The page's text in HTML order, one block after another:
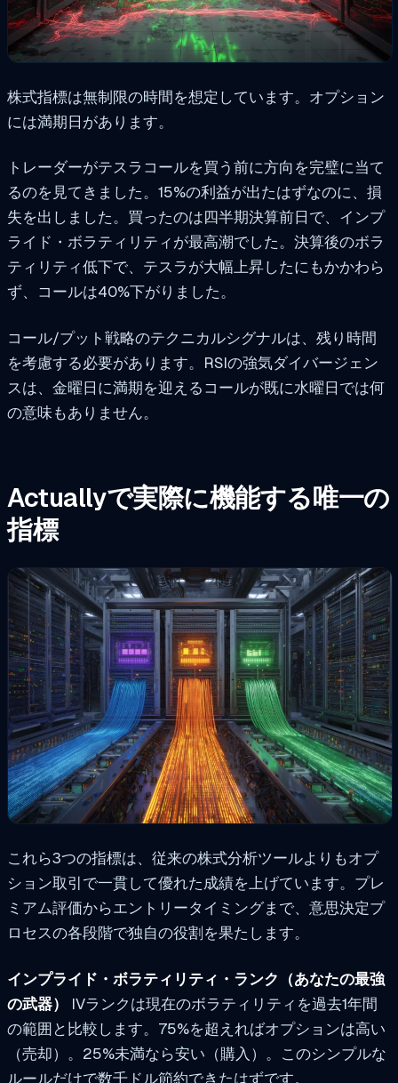
株式指標は無制限の時間を想定しています。オプション
には満期日があります。
トレーダーがテスラコールを買う前に方向を完璧に当て
るのを見てきました。15%の利益が出たはずなのに、損
失を出しました。買ったのは四半期決算前日で、インプ
ライド・ボラティリティが最高潮でした。決算後のボラ
ティリティ低下で、テスラが大幅上昇したにもかかわら
ず、コールは40%下がりました。
コール/プット戦略のテクニカルシグナルは、残り時間
を考慮する必要があります。RSIの強気ダイバージェン
スは、金曜日に満期を迎えるコールが既に水曜日では何
の意味もありません。
Actuallyで実際に機能する唯一の
指標
これら3つの指標は、従来の株式分析ツールよりもオプ
ション取引で一貫して優れた成績を上げています。プレ
ミアム評価からエントリータイミングまで、意思決定プ
ロセスの各段階で独自の役割を果たします。
インプライド・ボラティリティ・ランク（あなたの最強
の武器）
IVランクは現在のボラティリティを過去1年間
の範囲と比較します。75%を超えればオプションは高い
（売却）。25%未満なら安い（購入）。このシンプルな
ルールだけで数千ドル節約できたはずです。